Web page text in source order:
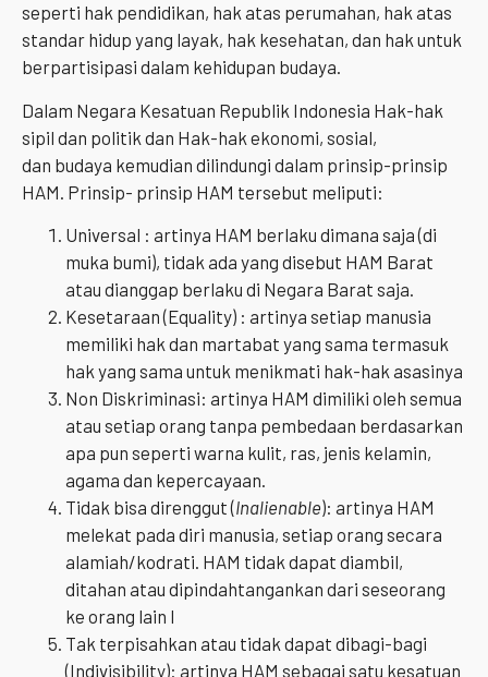
seperti hak pendidikan, hak atas perumahan, hak atas
standar hidup yang layak, hak kesehatan, dan hak untuk
berpartisipasi dalam kehidupan budaya.
Dalam Negara Kesatuan Republik Indonesia Hak-hak
sipil dan politik dan Hak-hak ekonomi, sosial,
dan budaya kemudian dilindungi dalam prinsip-prinsip
HAM. Prinsip- prinsip HAM tersebut meliputi:
Universal : artinya HAM berlaku dimana saja (di
muka bumi), tidak ada yang disebut HAM Barat
atau dianggap berlaku di Negara Barat saja.
Kesetaraan (Equality) : artinya setiap manusia
memiliki hak dan martabat yang sama termasuk
hak yang sama untuk menikmati hak-hak asasinya
Non Diskriminasi: artinya HAM dimiliki oleh semua
atau setiap orang tanpa pembedaan berdasarkan
apa pun seperti warna kulit, ras, jenis kelamin,
agama dan kepercayaan.
Tidak bisa direnggut (Inalienable): artinya HAM
melekat pada diri manusia, setiap orang secara
alamiah/kodrati. HAM tidak dapat diambil,
ditahan atau dipindahtangankan dari seseorang
ke orang lain I
Tak terpisahkan atau tidak dapat dibagi-bagi
(Indivisibility): artinya HAM sebagai satu kesatuan